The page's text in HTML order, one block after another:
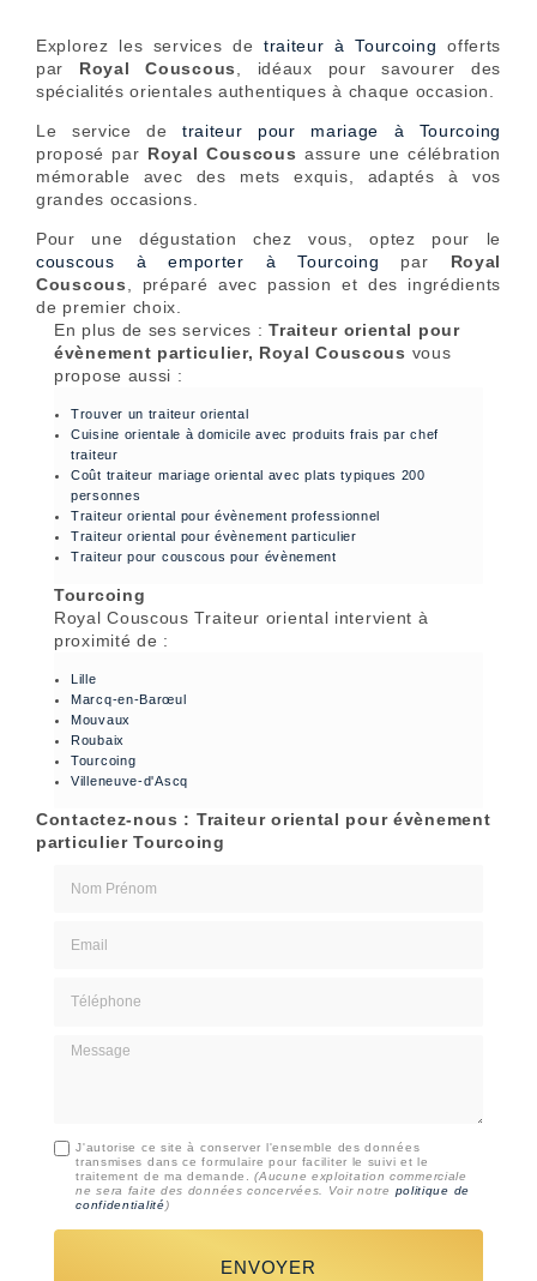
Explorez les services de traiteur à Tourcoing offerts
par Royal Couscous, idéaux pour savourer des
spécialités orientales authentiques à chaque occasion.
Le service de traiteur pour mariage à Tourcoing
proposé par Royal Couscous assure une célébration
mémorable avec des mets exquis, adaptés à vos
grandes occasions.
Pour une dégustation chez vous, optez pour le
couscous à emporter à Tourcoing par Royal
Couscous, préparé avec passion et des ingrédients
de premier choix.
En plus de ses services :Traiteur oriental pour
évènement particulier, Royal Couscous vous
propose aussi :
Trouver un traiteur oriental
Cuisine orientale à domicile avec produits frais par chef
traiteur
Coût traiteur mariage oriental avec plats typiques 200
personnes
Traiteur oriental pour évènement professionnel
Traiteur oriental pour évènement particulier
Traiteur pour couscous pour évènement
Tourcoing
Royal Couscous Traiteur oriental intervient à
proximité de :
Lille
Marcq-en-Barœul
Mouvaux
Roubaix
Tourcoing
Villeneuve-d'Ascq
Contactez-nous : Traiteur oriental pour évènement
particulier Tourcoing
Message
J'autorise ce site à conserver l'ensemble des données
transmises dans ce formulaire pour faciliter le suivi et le
traitement de ma demande.(Aucune exploitation commerciale
ne sera faite des données concervées. Voir notre politique de
confidentialité)